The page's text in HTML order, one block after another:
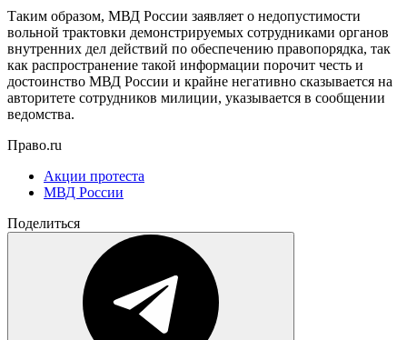
Таким образом, МВД России заявляет о недопустимости
вольной трактовки демонстрируемых сотрудниками органов
внутренних дел действий по обеспечению правопорядка, так
как распространение такой информации порочит честь и
достоинство МВД России и крайне негативно сказывается на
авторитете сотрудников милиции, указывается в сообщении
ведомства.
Право.ru
Акции протеста
МВД России
Поделиться